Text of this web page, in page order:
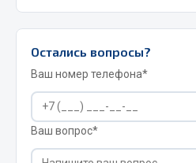
Автомобильный инструмент
Измерительный инструмент
Крепежный инструмент
Режущий инструмент
Остались вопросы?
Ваш номер телефона*
Ваш вопрос*